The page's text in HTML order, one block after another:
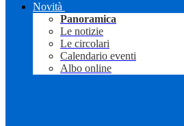
Novità
Panoramica
Le notizie
Le circolari
Calendario eventi
Albo online